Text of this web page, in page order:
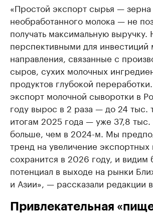
«Простой экспорт сырья — зерна
необработанного молока — не
получать максимальную выручку.
перспективными для
направления, связанные с
сыров, сухих молочных
продуктов глубокой
экспорт молочной сыворотки в
году вырос в 2 раза — до 24 тыс.
итогам 2025 года — уже 37,8 тыс.
больше, чем в 2024-м. Мы
тренд на увеличение экспортных
сохранится в 2026 году, и видим
потенциал в выходе на рынки
и Азии», — рассказали редакции
Привлекательная